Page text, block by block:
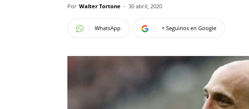
Por Walter Tortone - 30 abril, 2020
WhatsApp + Seguinos en Google